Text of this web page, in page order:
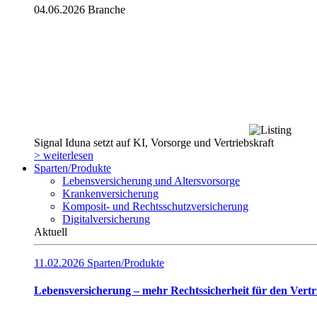
04.06.2026 Branche
Signal Iduna setzt auf KI, Vorsorge und Vertriebskraft
> weiterlesen
Sparten/Produkte
Lebensversicherung und Altersvorsorge
Krankenversicherung
Komposit- und Rechtsschutzversicherung
Digitalversicherung
Aktuell
11.02.2026 Sparten/Produkte
Lebensversicherung – mehr Rechtssicherheit für den